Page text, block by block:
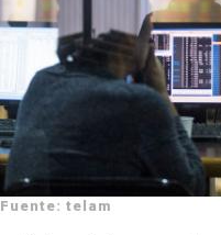
Fuente: telam